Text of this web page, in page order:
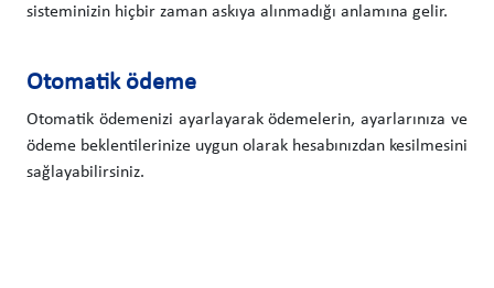
sisteminizin hiçbir zaman askıya alınmadığı anlamına gelir.
Otomatik ödeme
Otomatik ödemenizi ayarlayarak ödemelerin, ayarlarınıza ve
ödeme beklentilerinize uygun olarak hesabınızdan kesilmesini
sağlayabilirsiniz.